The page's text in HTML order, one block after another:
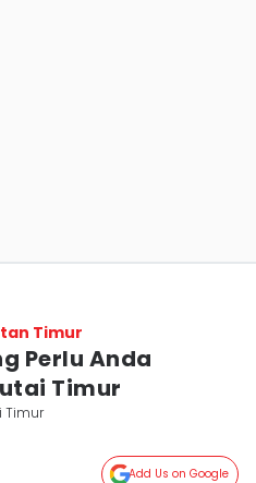
Timur
Perlu Anda
Timur
Timur
Add Us on Google